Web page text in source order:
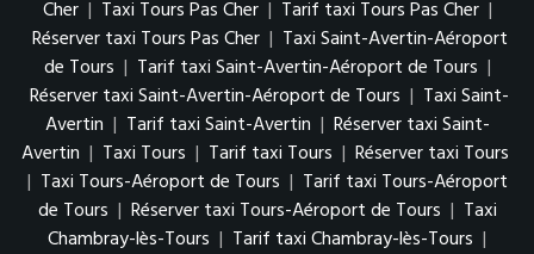
Cher | Taxi Tours Pas Cher | Tarif taxi Tours Pas Cher |
Réserver taxi Tours Pas Cher | Taxi Saint-Avertin-Aéroport
de Tours | Tarif taxi Saint-Avertin-Aéroport de Tours |
Réserver taxi Saint-Avertin-Aéroport de Tours | Taxi Saint-
Avertin | Tarif taxi Saint-Avertin | Réserver taxi Saint-
Avertin | Taxi Tours | Tarif taxi Tours | Réserver taxi Tours
| Taxi Tours-Aéroport de Tours | Tarif taxi Tours-Aéroport
de Tours | Réserver taxi Tours-Aéroport de Tours | Taxi
Chambray-lès-Tours | Tarif taxi Chambray-lès-Tours |